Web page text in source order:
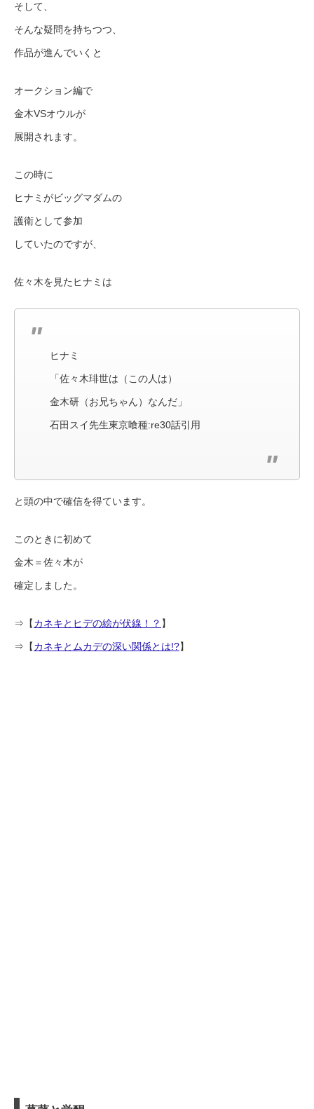
そして、
そんな疑問を持ちつつ、
作品が進んでいくと
オークション編で
金木VSオウルが
展開されます。
この時に
ヒナミがビッグマダムの
護衛として参加
していたのですが、
佐々木を見たヒナミは
ヒナミ
「佐々木琲世は（この人は）
金木研（お兄ちゃん）なんだ」
石田スイ先生東京喰種:re30話引用
と頭の中で確信を得ています。
このときに初めて
金木＝佐々木が
確定しました。
⇒【カネキとヒデの絵が伏線！？ 】
⇒【カネキとムカデの深い関係とは!?】